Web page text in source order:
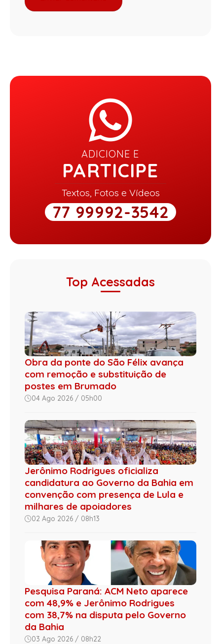
ADICIONE E
PARTICIPE
Textos, Fotos e Vídeos
77 99992-3542
Top Acessadas
Obra da ponte do São Félix avança
com remoção e substituição de
postes em Brumado
04 Ago 2026 / 05h00
Jerônimo Rodrigues oficializa
candidatura ao Governo da Bahia em
convenção com presença de Lula e
milhares de apoiadores
02 Ago 2026 / 08h13
Pesquisa Paraná: ACM Neto aparece
com 48,9% e Jerônimo Rodrigues
com 38,7% na disputa pelo Governo
da Bahia
03 Ago 2026 / 08h22